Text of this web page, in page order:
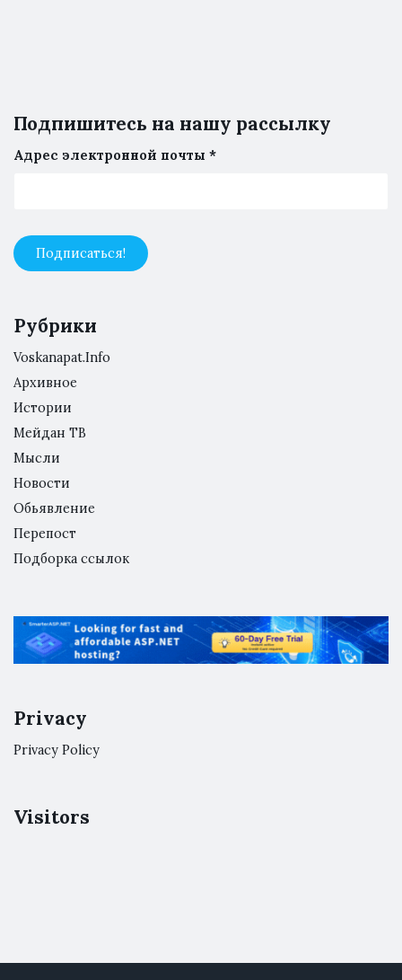
Подпишитесь на нашу рассылку
Адрес электронной почты *
Рубрики
Voskanapat.Info
Архивное
Истории
Мейдан ТВ
Мысли
Новости
Обьявление
Перепост
Подборка ссылок
Privacy
Privacy Policy
Visitors